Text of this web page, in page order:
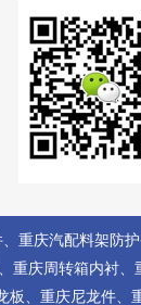
、 重庆汽配料架防
重庆周转箱内衬、
板 、 重庆尼龙件、